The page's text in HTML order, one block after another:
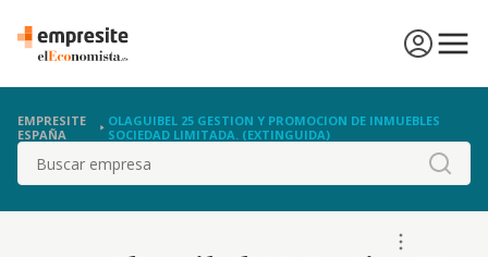
EMPRESITE
ESPAÑA
OLAGUIBEL 25 GESTION Y PROMOCION DE INMUEBLES
SOCIEDAD LIMITADA. (EXTINGUIDA)
Buscar